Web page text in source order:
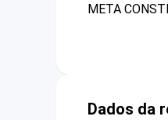
META
Dados da